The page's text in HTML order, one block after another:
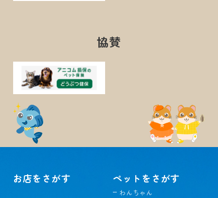
協賛
お店をさがす ペットをさがす
わんちゃん